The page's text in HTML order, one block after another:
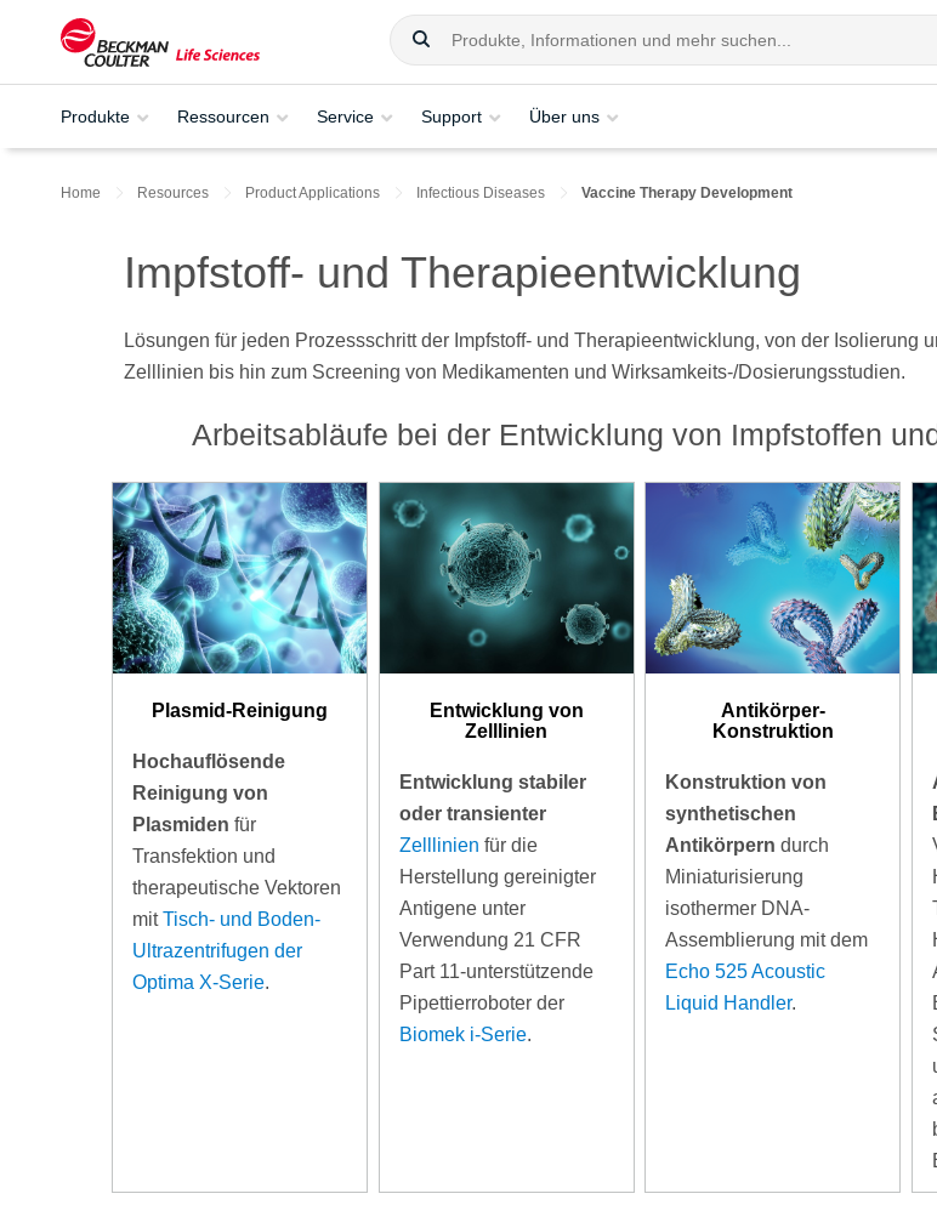
Produkte Ressourcen Service Support Über uns
Home Resources Product Applications Infectious Diseases Vaccine Therapy Development
Impfstoff- und Therapieentwicklung
Lösungen für jeden Prozessschritt der Impfstoff- und Therapieentwicklung, von der
Zelllinien bis hin zum Screening von Medikamenten und Wirksamkeits-/Dosierungsstudien.
Arbeitsabläufe bei der Entwicklung von Impfstoffen
Plasmid-Reinigung
Hochauflösende
Reinigung von
Plasmiden für
Transfektion und
therapeutische Vektoren
mitTisch- und Boden-
Ultrazentrifugen der
Optima X-Serie.
Entwicklung von
Zelllinien
Entwicklung stabiler
oder transienter
Zelllinien für die
Herstellung gereinigter
Antigene unter
Verwendung 21 CFR
Part 11-unterstützende
Pipettierroboter der
Biomek i-Serie.
Antikörper-
Konstruktion
Konstruktion von
synthetischen
Antikörpern durch
Miniaturisierung
isothermer DNA-
Assemblierung mit dem
Echo 525 Acoustic
Liquid Handler.